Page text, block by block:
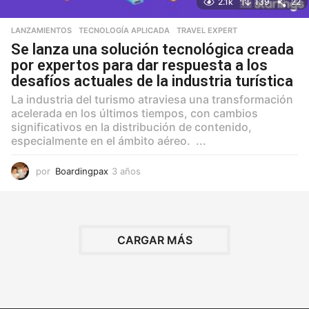
LANZAMIENTOS ,TECNOLOGÍA APLICADA ,TRAVEL EXPERT
Se lanza una solución tecnológica creada
por expertos para dar respuesta a los
desafíos actuales de la industria turística
La industria del turismo atraviesa una transformación
acelerada en los últimos tiempos, con cambios
significativos en la distribución de contenido,
especialmente en el ámbito aéreo. ...
por Boardingpax 3 años
CARGAR MÁS